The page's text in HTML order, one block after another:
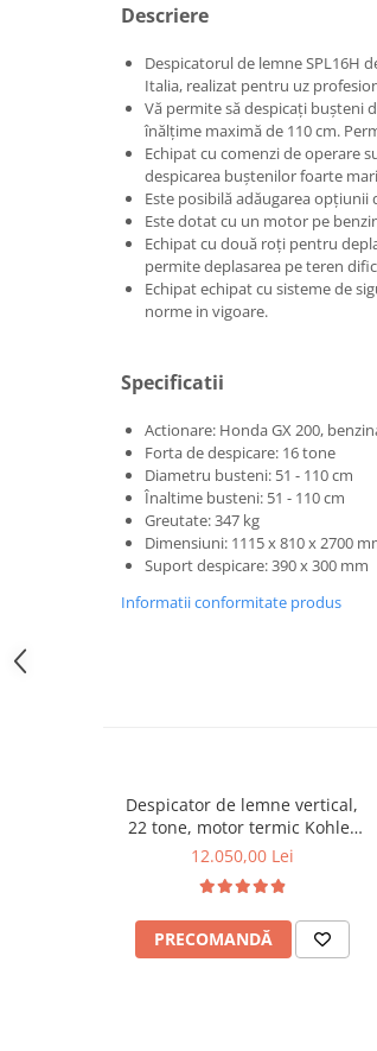
Motostivuitoare
Remorci agricole
Remorci Tehnologice
Sisteme spalat
Transpaleti si stivuitoare
Accesorii utilaje
Accesorii excavatoare
Colectoare de piatra
Lame nivelare pamant tractor
Sisteme foraj si burghie pamant
Tamburi de nivelare
Miniexcavatoare
Freze de zapada
Masini de sapat santuri
Descriere
Despicatorul de lemne SPL16H
Italia, realizat pentru uz
Vă permite să despicați bușteni
înălțime maximă de 110 cm.
Echipat cu comenzi de operare
despicarea buștenilor foarte
Este posibilă adăugarea opțiunii
Este dotat cu un motor pe
Echipat cu două roți pentru
permite deplasarea pe teren
Echipat echipat cu sisteme de
norme in vigoare.
Specificatii
Actionare: Honda GX 200,
Forta de despicare: 16 tone
Diametru busteni: 51 - 110 cm
Înaltime busteni: 51 - 110 cm
Greutate: 347 kg
Dimensiuni: 1115 x 810 x 2700
Suport despicare: 390 x 300 mm
Informatii conformitate produs
Despicator de lemne vertical,
22 tone, motor termic Kohler
6.5 CP, Jansen HS-22A62
12.050,00 Lei
PRECOMANDĂ